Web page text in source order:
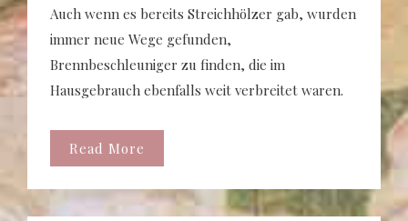
Auch wenn es bereits Streichhölzer gab, wurden
immer neue Wege gefunden,
Brennbeschleuniger zu finden, die im
Hausgebrauch ebenfalls weit verbreitet waren.
Read More